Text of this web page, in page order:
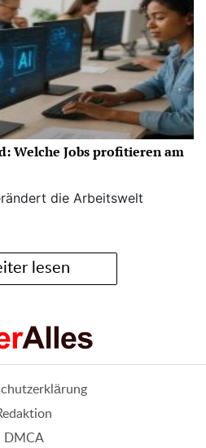
Welche Jobs profitieren am
die Arbeitswelt
lesen
DMCA